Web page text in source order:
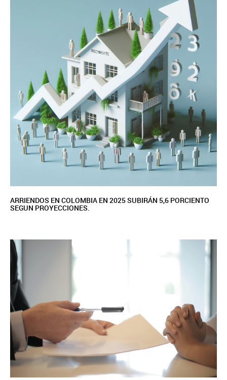
ARRIENDOS EN COLOMBIA EN 2025 SUBIRÁN 5,6 PORCIENTO
SEGUN PROYECCIONES.